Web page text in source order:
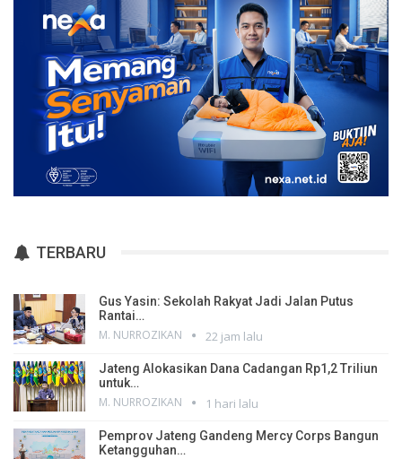
TERBARU
Gus Yasin: Sekolah Rakyat Jadi Jalan Putus
Rantai…
M. NURROZIKAN 22 jam lalu
Jateng Alokasikan Dana Cadangan Rp1,2 Triliun
untuk…
M. NURROZIKAN 1 hari lalu
Pemprov Jateng Gandeng Mercy Corps Bangun
Ketangguhan…